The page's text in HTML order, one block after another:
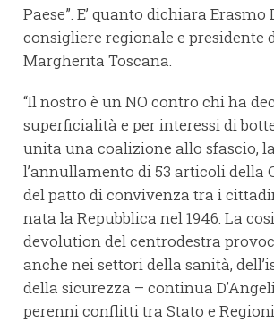
Paese”. E’ quanto dichiara Erasmo
consigliere regionale e presidente
Margherita Toscana.
“Il nostro è un NO contro chi ha
superficialità e per interessi di
unita una coalizione allo sfascio,
l’annullamento di 53 articoli della
del patto di convivenza tra i
nata la Repubblica nel 1946. La
devolution del centrodestra
anche nei settori della sanità,
della sicurezza – continua
perenni conflitti tra Stato e